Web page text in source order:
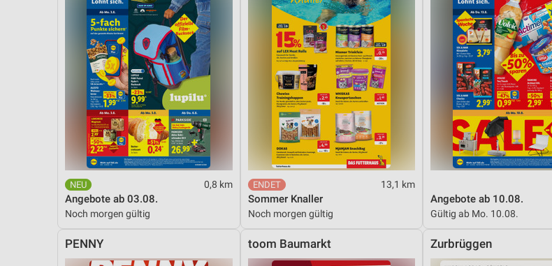
0,8 km
Angebote ab 03.08.
Noch morgen gültig
13,1 km
Sommer Knaller
Noch morgen gültig
Angebote ab 10.08.
Gültig ab Mo. 10.08.
PENNY toom Baumarkt Zurbrüggen
Analyse von Zielgruppen durch Statistiken oder Kombinationen von Daten aus verschiedenen
Entwicklung und Verbesserung der Angebote
Verwendung reduzierter Daten zur Auswahl von Inhalten
Verwendung genauer Standortdaten
Geräte anhand von aktiv angeforderten Informationen identifizieren
Nicht-IAB-Verarbeitungszwecke:
Notwendig
Performance
Funktional